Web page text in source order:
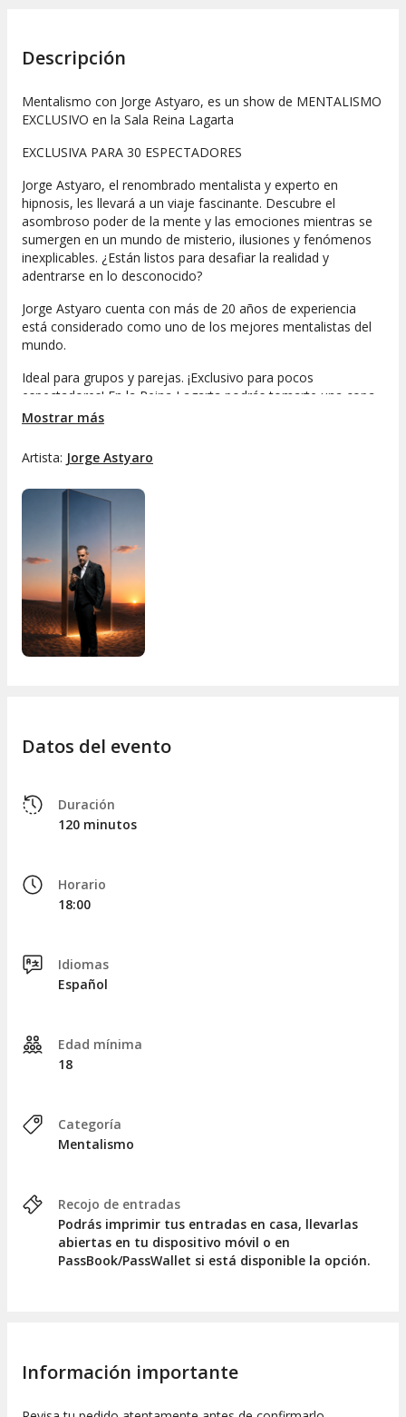
Descripción
Mentalismo con Jorge Astyaro, es un show de MENTALISMO
EXCLUSIVO en la Sala Reina Lagarta
EXCLUSIVA PARA 30 ESPECTADORES
Jorge Astyaro, el renombrado mentalista y experto en
hipnosis, les llevará a un viaje fascinante. Descubre el
asombroso poder de la mente y las emociones mientras se
sumergen en un mundo de misterio, ilusiones y fenómenos
inexplicables. ¿Están listos para desafiar la realidad y
adentrarse en lo desconocido?
Jorge Astyaro cuenta con más de 20 años de experiencia
está considerado como uno de los mejores mentalistas del
mundo.
Ideal para grupos y parejas. ¡Exclusivo para pocos
espectadores! En la Reina Lagarta podrás tomarte una copa
mientras disfrutas del espectáculo, un show único y diferente
Además después del espectáculo podrás quedarte a tomar
EVENTO. ELECCIÓN DE ASIENTOS POR ORDEN DE
LLEGADA EN FUNCIÓN DE LA ENTRADA COMPRADA*
Mostrar más
Artista: Jorge Astyaro
Datos del evento
Duración
120 minutos
Horario
18:00
Idiomas
Español
Edad mínima
18
Categoría
Mentalismo
Recojo de entradas
Podrás imprimir tus entradas en casa, llevarlas
abiertas en tu dispositivo móvil o en
PassBook/PassWallet si está disponible la opción.
Información importante